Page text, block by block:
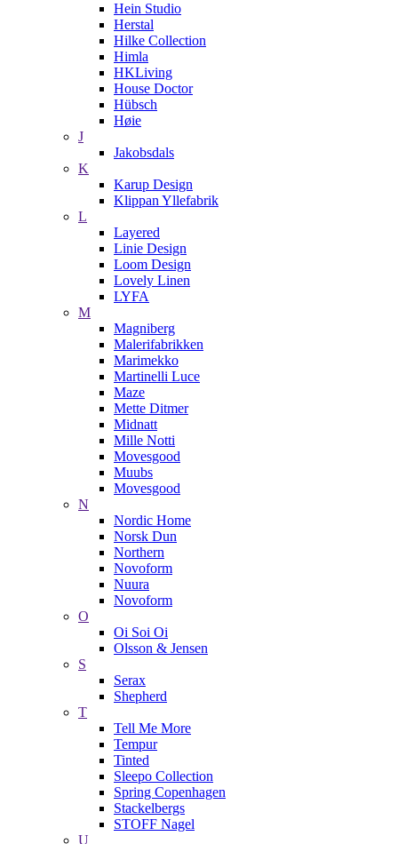
Hein Studio
Herstal
Hilke Collection
Himla
HKLiving
House Doctor
Hübsch
Høie
J
Jakobsdals
K
Karup Design
Klippan Yllefabrik
L
Layered
Linie Design
Loom Design
Lovely Linen
LYFA
M
Magniberg
Malerifabrikken
Marimekko
Martinelli Luce
Maze
Mette Ditmer
Midnatt
Mille Notti
Movesgood
Muubs
Movesgood
N
Nordic Home
Norsk Dun
Northern
Novoform
Nuura
Novoform
O
Oi Soi Oi
Olsson & Jensen
S
Serax
Shepherd
T
Tell Me More
Tempur
Tinted
Sleepo Collection
Spring Copenhagen
Stackelbergs
STOFF Nagel
U